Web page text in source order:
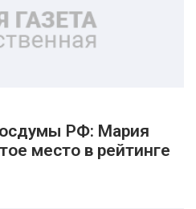
РФ: Мария
место в рейтинге